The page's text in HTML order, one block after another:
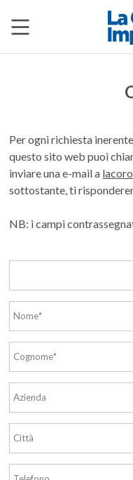
Per ogni richiesta
questo sito web puoi
inviare una e-mail a
sottostante, ti
NB: i campi